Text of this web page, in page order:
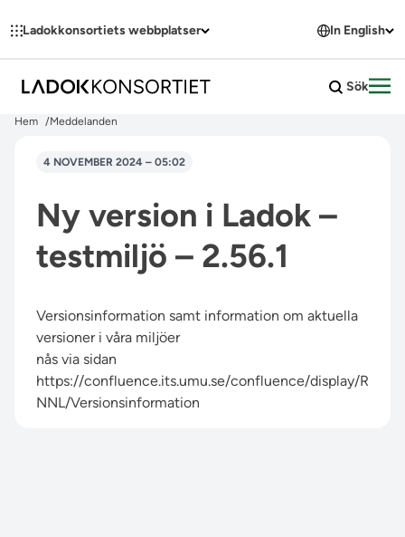
Ladokkonsortiets webbplatser In English
Sök
Hem Meddelanden
4 NOVEMBER 2024 – 05:02
Ny version i Ladok –
testmiljö – 2.56.1
Versionsinformation samt information om aktuella
versioner i våra miljöer
nås via sidan
https://confluence.its.umu.se/confluence/display/R
NNL/Versionsinformation